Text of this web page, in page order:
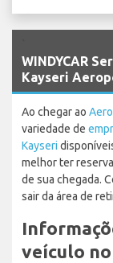
WINDYCAR
Kayseri
Ao chegar ao
variedade de
Kayseri
melhor ter
de sua chegada.
sair da área de
veículo